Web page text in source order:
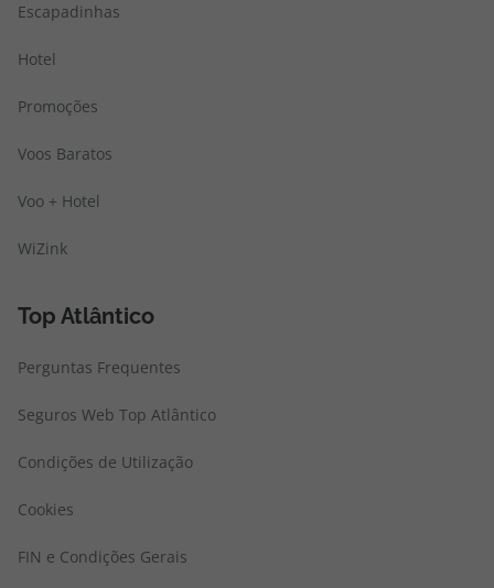
Escapadinhas
Hotel
Promoções
Voos Baratos
Voo + Hotel
WiZink
Top Atlântico
Perguntas Frequentes
Seguros Web Top Atlântico
Condições de Utilização
Cookies
FIN e Condições Gerais